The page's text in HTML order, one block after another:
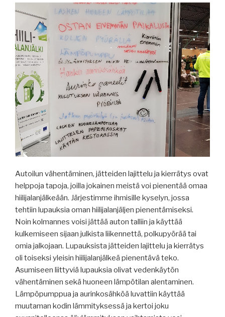
Autoilun vähentäminen, jätteiden lajittelu ja kierrätys ovat
helppoja tapoja, joilla jokainen meistä voi pienentää omaa
hiilijalanjälkeään. Järjestimme ihmisille kyselyn, jossa
tehtiin lupauksia oman hiilijalanjäljen pienentämiseksi.
Noin kolmannes voisi jättää auton talliin ja käyttää
kulkemiseen sijaan julkista liikennettä, polkupyörää tai
omia jalkojaan. Lupauksista jätteiden lajittelu ja kierrätys
oli toiseksi yleisin hiilijalanjälkeä pienentävä teko.
Asumiseen liittyviä lupauksia olivat vedenkäytön
vähentäminen sekä huoneen lämpötilan alentaminen.
Lämpöpumppua ja aurinkosähköä luvattiin käyttää
muutaman kodin lämmityksessä ja kertoi joku